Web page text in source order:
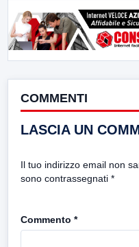
COMMENTI
LASCIA UN
Il tuo indirizzo email non
sono contrassegnati *
Commento *